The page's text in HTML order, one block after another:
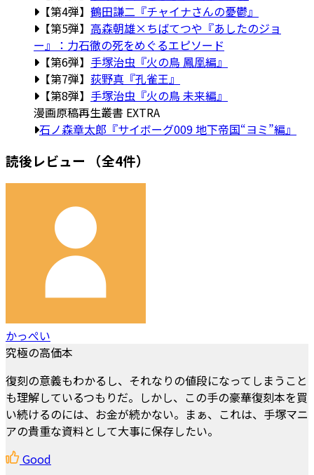
【第4弾】 鶴田謙二『チャイナさんの憂鬱』
【第5弾】 高森朝雄×ちばてつや『あしたのジョ
ー』：力石徹の死をめぐるエピソード
【第6弾】 手塚治虫『火の鳥 鳳凰編』
【第7弾】 荻野真『孔雀王』
【第8弾】 手塚治虫『火の鳥 未来編』
漫画原稿再生叢書 EXTRA
石ノ森章太郎『サイボーグ009 地下帝国“ヨミ”編』
読後レビュー （全4件）
かっぺい
究極の高価本
復刻の意義もわかるし、それなりの値段になってしまうこと
も理解しているつもりだ。しかし、この手の豪華復刻本を買
い続けるのには、お金が続かない。まぁ、これは、手塚マニ
アの貴重な資料として大事に保存したい。
Good